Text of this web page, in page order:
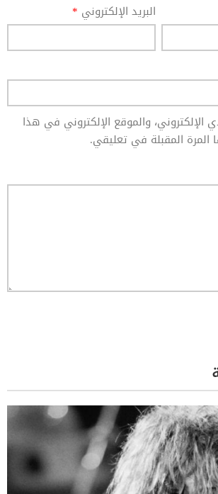
البريد الإلكتروني *
والموقع الإلكتروني في هذا
المرة المقبلة في تعليقي.